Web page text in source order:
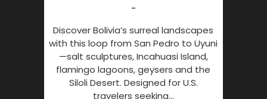
-
Discover Bolivia’s surreal landscapes
with this loop from San Pedro to Uyuni
—salt sculptures, Incahuasi Island,
flamingo lagoons, geysers and the
Siloli Desert. Designed for U.S.
travelers seeking...